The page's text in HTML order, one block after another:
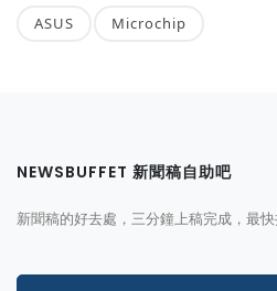
ASUS Microchip
NEWSBUFFET 新聞稿自助吧
新聞稿的好去處，三分鐘上稿完成，最